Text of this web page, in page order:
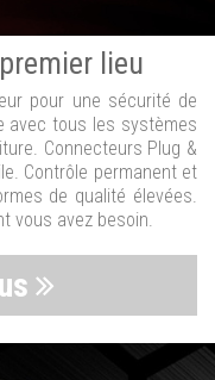
lieu
pour une sécurité de
avec tous les systèmes
Connecteurs Plug &
Contrôle permanent et
de qualité élevées.
vous avez besoin.